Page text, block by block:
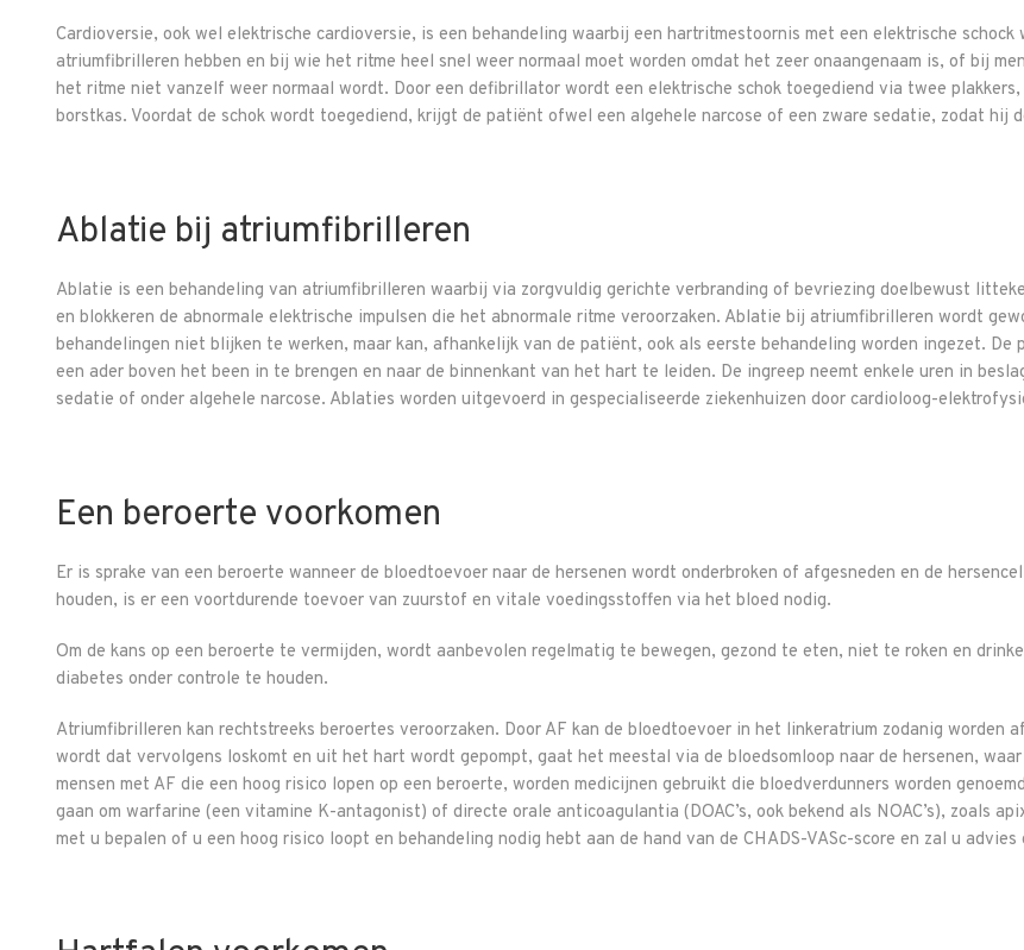
Cardioversie, ook wel elektrische cardioversie, is een behandeling waarbij een hartritmestoornis met een elektrische
atriumfibrilleren hebben en bij wie het ritme heel snel weer normaal moet worden omdat het zeer onaangenaam is, of bij
het ritme niet vanzelf weer normaal wordt. Door een defibrillator wordt een elektrische schok toegediend via twee
borstkas. Voordat de schok wordt toegediend, krijgt de patiënt ofwel een algehele narcose of een zware sedatie, zodat hij
Ablatie bij atriumfibrilleren
Ablatie is een behandeling van atriumfibrilleren waarbij via zorgvuldig gerichte verbranding of bevriezing doelbewust
en blokkeren de abnormale elektrische impulsen die het abnormale ritme veroorzaken. Ablatie bij atriumfibrilleren wordt
behandelingen niet blijken te werken, maar kan, afhankelijk van de patiënt, ook als eerste behandeling worden ingezet.
een ader boven het been in te brengen en naar de binnenkant van het hart te leiden. De ingreep neemt enkele uren in
sedatie of onder algehele narcose. Ablaties worden uitgevoerd in gespecialiseerde ziekenhuizen door cardioloog-
Een beroerte voorkomen
Er is sprake van een beroerte wanneer de bloedtoevoer naar de hersenen wordt onderbroken of afgesneden en de
houden, is er een voortdurende toevoer van zuurstof en vitale voedingsstoffen via het bloed nodig.
Om de kans op een beroerte te vermijden, wordt aanbevolen regelmatig te bewegen, gezond te eten, niet te roken en
diabetes onder controle te houden.
Atriumfibrilleren kan rechtstreeks beroertes veroorzaken. Door AF kan de bloedtoevoer in het linkeratrium zodanig worden
wordt dat vervolgens loskomt en uit het hart wordt gepompt, gaat het meestal via de bloedsomloop naar de hersenen,
mensen met AF die een hoog risico lopen op een beroerte, worden medicijnen gebruikt die bloedverdunners worden
gaan om warfarine (een vitamine K-antagonist) of directe orale anticoagulantia (DOAC’s, ook bekend als NOAC’s), zoals
met u bepalen of u een hoog risico loopt en behandeling nodig hebt aan de hand van de CHADS-VASc-score en zal u